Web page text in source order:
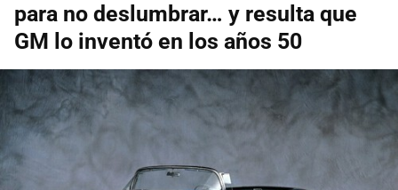
para no deslumbrar… y resulta que
GM lo inventó en los años 50